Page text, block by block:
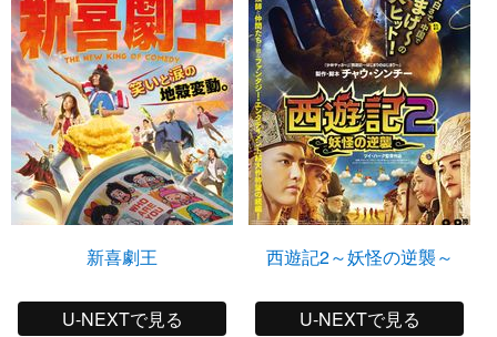
新喜劇王
U-NEXTで見る
西遊記2～妖怪の逆襲～
U-NEXTで見る